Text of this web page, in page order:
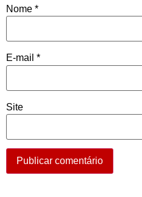
Nome *
E-mail *
Site